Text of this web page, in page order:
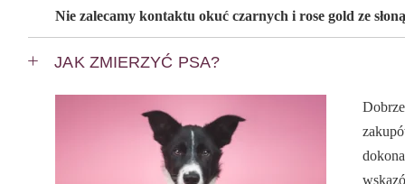
Nie zalecamy kontaktu okuć czarnych i rose gold ze
JAK ZMIERZYĆ PSA?